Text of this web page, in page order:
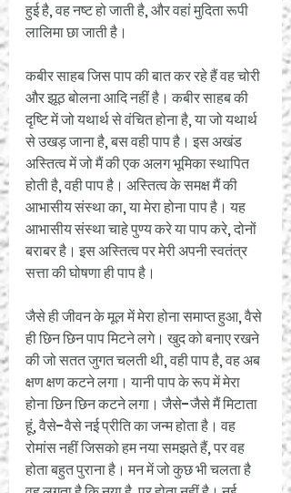
हुई है, वह नष्ट हो जाती है, और वहां मुदिता रूपी
लालिमा छा जाती है।
कबीर साहब जिस पाप की बात कर रहे हैं वह चोरी
और झूठ बोलना आदि नहीं है। कबीर साहब की
दृष्टि में जो यथार्थ से वंचित होना है, या जो यथार्थ
से उखड़ जाना है, बस वही पाप है। इस अखंड
अस्तित्व में जो मैं की एक अलग भूमिका स्थापित
होती है, वही पाप है। अस्तित्व के समक्ष मैं की
आभासीय संस्था का, या मेरा होना पाप है। यह
आभासीय संस्था चाहे पुण्य करे या पाप करे, दोनों
बराबर है। इस अस्तित्व पर मेरी अपनी स्वतंत्र
सत्ता की घोषणा ही पाप है।
जैसे ही जीवन के मूल में मेरा होना समाप्त हुआ, वैसे
ही छिन छिन पाप मिटने लगे। खुद को बनाए रखने
की जो सतत जुगत चलती थी, वही पाप है, वह अब
क्षण क्षण कटने लगा। यानी पाप के रूप में मेरा
होना छिन छिन कटने लगा। जैसे-जैसे मैं मिटाता
हूं, वैसे-वैसे नई प्रीति का जन्म होता है। वह
रोमांस नहीं जिसको हम नया समझते हैं, पर वह
होता बहुत पुराना है। मन में जो कुछ भी चलता है